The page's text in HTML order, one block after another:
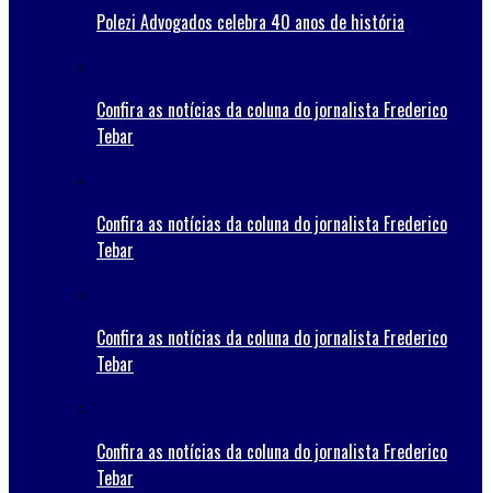
Polezi Advogados celebra 40 anos de história
Confira as notícias da coluna do jornalista Frederico
Tebar
Confira as notícias da coluna do jornalista Frederico
Tebar
Confira as notícias da coluna do jornalista Frederico
Tebar
Confira as notícias da coluna do jornalista Frederico
Tebar